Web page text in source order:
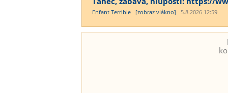
Enfant Terrible [zobraz vlákno] 5.8.2026 12:59